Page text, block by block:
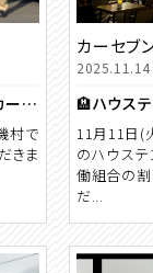
☆祝☆アルファード ご納車 【カーセブン川内店】
村で
きま
カーセブ
2025.11.14
🏨ハウス
11月11日(
のハウス
働組合の割
だ...